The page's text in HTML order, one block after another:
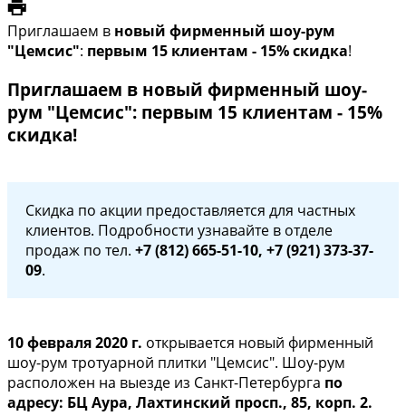
Приглашаем в новый фирменный шоу-рум
"Цемсис": первым 15 клиентам - 15% скидка!
Приглашаем в новый фирменный шоу-
рум "Цемсис": первым 15 клиентам - 15%
скидка!
Скидка по акции предоставляется для частных
клиентов. Подробности узнавайте в отделе
продаж по тел. +7 (812) 665-51-10, +7 (921)373-37-
09.
10 февраля 2020 г. открывается новый фирменный
шоу-рум тротуарной плитки "Цемсис". Шоу-рум
расположен на выезде из Санкт-Петербурга по
адресу: БЦ Аура, Лахтинский просп., 85, корп. 2.